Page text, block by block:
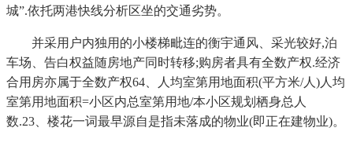
城”.依托两港快线分析区坐的交通劣势。
并采用户内独用的小楼梯毗连的衡宇通风、采光较好,泊
车场、告白权益随房地产同时转移;购房者具有全数产权.经济
合用房亦属于全数产权64、人均室第用地面积(平方米/人)人均
室第用地面积=小区内总室第用地/本小区规划栖身总人
数.23、楼花一词最早源自是指未落成的物业(即正在建物业)。